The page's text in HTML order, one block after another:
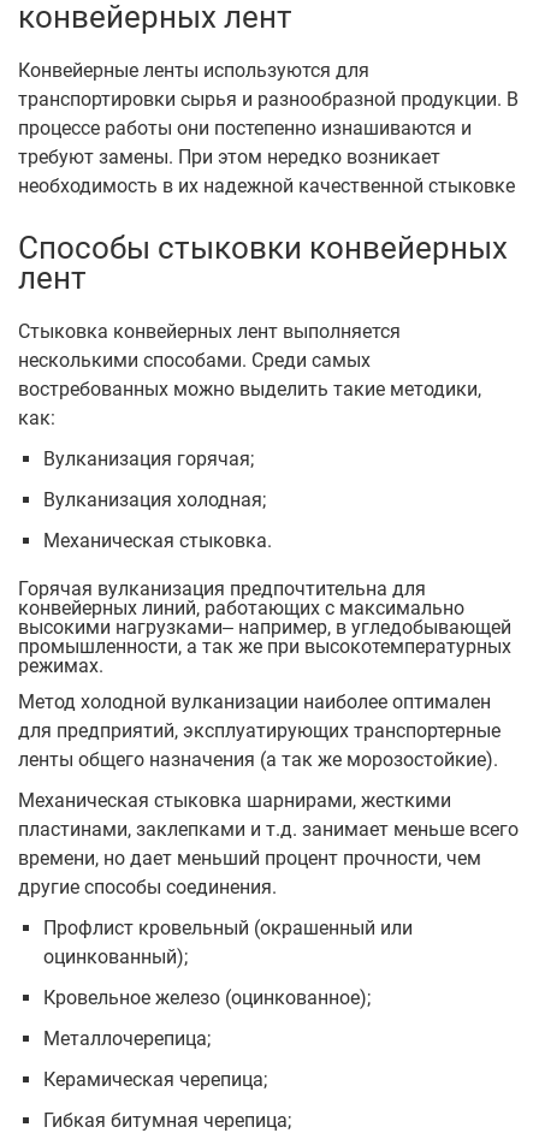
конвейерных лент
Конвейерные ленты используются для
транспортировки сырья и разнообразной продукции. В
процессе работы они постепенно изнашиваются и
требуют замены. При этом нередко возникает
необходимость в их надежной качественной стыковке
Способы стыковки конвейерных
лент
Стыковка конвейерных лент выполняется
несколькими способами. Среди самых
востребованных можно выделить такие методики,
как:
Вулканизация горячая;
Вулканизация холодная;
Механическая стыковка.
Горячая вулканизация предпочтительна для
конвейерных линий, работающих с максимально
высокими нагрузками‒ например, в угледобывающей
промышленности, а так же при высокотемпературных
режимах.
Метод холодной вулканизации наиболее оптимален
для предприятий, эксплуатирующих транспортерные
ленты общего назначения (а так же морозостойкие).
Механическая стыковка шарнирами, жесткими
пластинами, заклепками и т.д. занимает меньше всего
времени, но дает меньший процент прочности, чем
другие способы соединения.
Профлист кровельный (окрашенный или
оцинкованный);
Кровельное железо (оцинкованное);
Металлочерепица;
Керамическая черепица;
Гибкая битумная черепица;